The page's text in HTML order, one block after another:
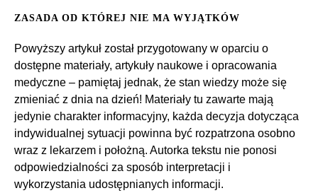
ZASADA OD KTÓREJ NIE MA WYJĄTKÓW
Powyższy artykuł został przygotowany w oparciu o
dostępne materiały, artykuły naukowe i opracowania
medyczne – pamiętaj jednak, że stan wiedzy może się
zmieniać z dnia na dzień! Materiały tu zawarte mają
jedynie charakter informacyjny, każda decyzja dotycząca
indywidualnej sytuacji powinna być rozpatrzona osobno
wraz z lekarzem i położną. Autorka tekstu nie ponosi
odpowiedzialności za sposób interpretacji i
wykorzystania udostępnianych informacji.